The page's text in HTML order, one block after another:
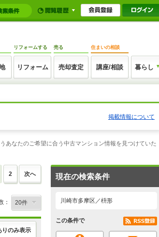
リフォームする
リフォーム
売る
売却査定
住まいの相談
講座/相談 暮らし
掲載情報について
あなたのご希望に合う中古マンション情報を見つけていた
2 次へ
：
りのみ表示
現在の検索条件
川崎市多摩区／枡形
この条件で